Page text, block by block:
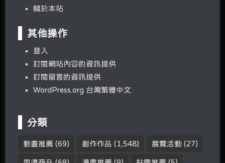
關於本站
其他操作
登入
訂閱網站內容的資訊提供
訂閱留言的資訊提供
WordPress.org 台灣繁體中文
分類
動畫推薦 (69) 創作作品 (1,548) 展覽活動 (27)